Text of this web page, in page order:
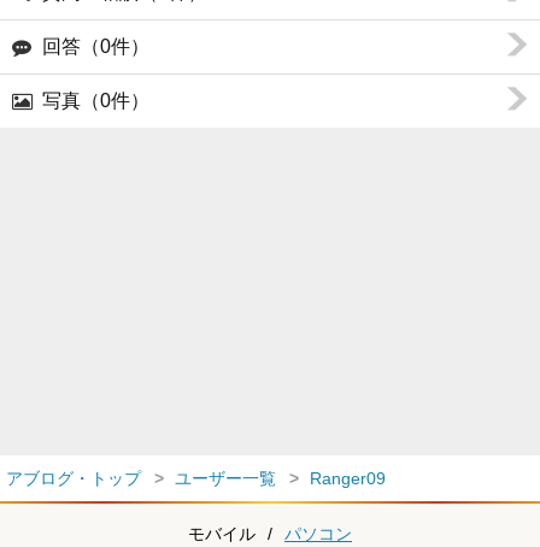
回答（0件）
写真（0件）
アブログ・トップ ユーザー一覧 Ranger09
モバイル / パソコン